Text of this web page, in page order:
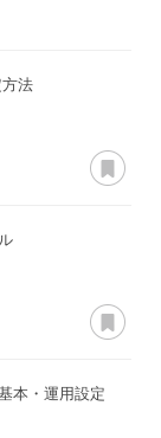
法
本・運用設定